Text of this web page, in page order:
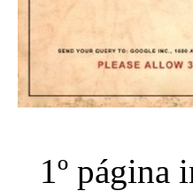
1º página